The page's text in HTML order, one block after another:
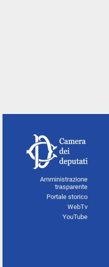
Amministrazione
trasparente
Portale storico
WebTv
YouTube